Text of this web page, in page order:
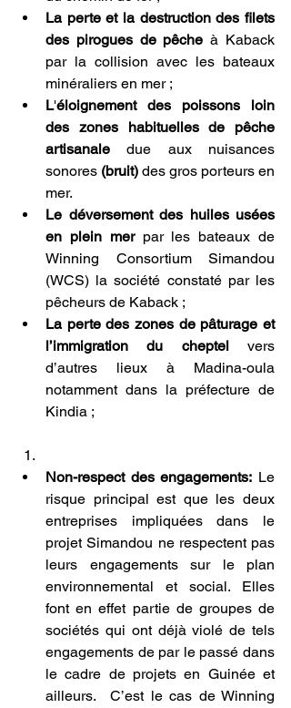
La perte et la destruction des filets
des pirogues de pêche à Kaback
par la collision avec les bateaux
minéraliers en mer ;
L'éloignement des poissons loin
des zones habituelles de pêche
artisanale due aux nuisances
sonores (bruit) des gros porteurs en
mer.
Le déversement des huiles usées
en plein mer par les bateaux de
Winning Consortium Simandou
(WCS) la société constaté par les
pêcheurs de Kaback ;
La perte des zones de pâturage et
l’immigration du cheptel vers
d’autres lieux à Madina-oula
notamment dans la préfecture de
Kindia ;
Non-respect des engagements: Le
risque principal est que les deux
entreprises impliquées dans le
projet Simandou ne respectent pas
leurs engagements sur le plan
environnemental et social. Elles
font en effet partie de groupes de
sociétés qui ont déjà violé de tels
engagements de par le passé dans
le cadre de projets en Guinée et
ailleurs.  C’est le cas de Winning